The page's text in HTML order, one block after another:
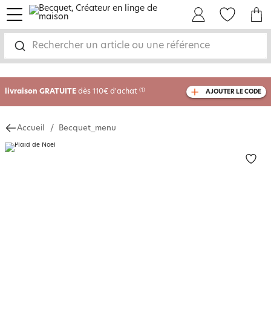
Rechercher un article ou une référence
menu
-35% sur votre commandedès 2 articles
livraison GRATUITE dès 110€ d'achat (1) AJOUTER LE CODE
Accueil Becquet_menu